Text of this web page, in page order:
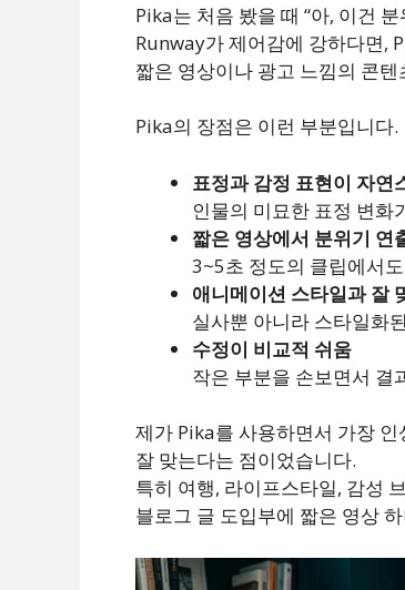
Pika는 처음 봤을 때 “아, 이건
Runway가 제어감에 강하다면,
짧은 영상이나 광고 느낌의 콘
Pika의 장점은 이런 부분입니다.
표정과 감정 표현이 자연
인물의 미묘한 표정 변화
짧은 영상에서 분위기 연
3~5초 정도의 클립에서
애니메이션 스타일과 잘
실사뿐 아니라 스타일화
수정이 비교적 쉬움
작은 부분을 손보면서 결
제가 Pika를 사용하면서 가장 인
잘 맞는다는 점이었습니다.
특히 여행, 라이프스타일, 감성
블로그 글 도입부에 짧은 영상